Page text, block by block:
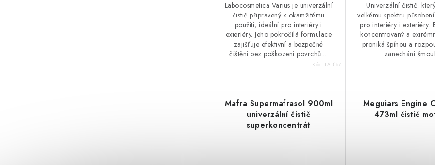
Labocosmetica Varius je univerzální
čistič připravený k okamžitému
použití, ideální pro interiéry i
exteriéry. Jeho pokročilá formulace
zajišťuje efektivní a bezpečné
čištění bez poškození povrchů....
Kód: LAB167
Univerzální čistič,
velkému spektru
pro interiéry i exteriéry.
koncentrovaný a
proniká špínou a
zanechání
Mafra Supermafrasol 900ml
univerzální čistič
superkoncentrát
Meguiars Engine
473ml čistič